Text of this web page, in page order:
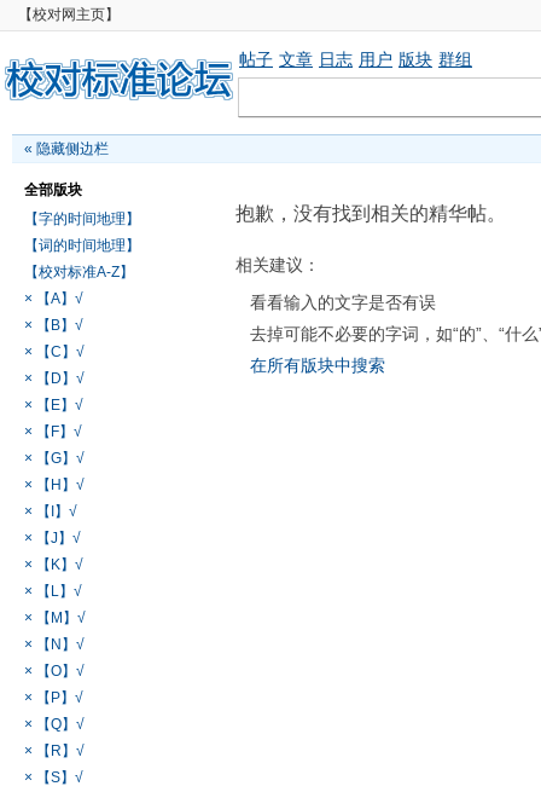
【校对网主页】
帖子 文章 日志 用户 版块 群组
« 隐藏侧边栏
全部版块
【字的时间地理】
【词的时间地理】
【校对标准A-Z】
× 【A】√
× 【B】√
× 【C】√
× 【D】√
× 【E】√
× 【F】√
× 【G】√
× 【H】√
× 【I】√
× 【J】√
× 【K】√
× 【L】√
× 【M】√
× 【N】√
× 【O】√
× 【P】√
× 【Q】√
× 【R】√
× 【S】√
抱歉，没有找到相关的精华帖。
相关建议：
看看输入的文字是否有误
去掉可能不必要的字词，如“的”、“什么
在所有版块中搜索